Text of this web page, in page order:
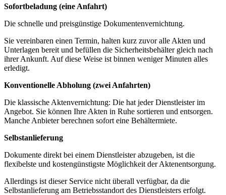
Sofortbeladung (eine Anfahrt)
Die schnelle und preisgünstige Dokumentenvernichtung.
Sie vereinbaren einen Termin, halten kurz zuvor alle Akten und
Unterlagen bereit und befüllen die Sicherheitsbehälter gleich nach
ihrer Ankunft. Auf diese Weise ist binnen weniger Minuten alles
erledigt.
Konventionelle Abholung (zwei Anfahrten)
Die klassische Aktenvernichtung: Die hat jeder Dienstleister im
Angebot. Sie können Ihre Akten in Ruhe sortieren und entsorgen.
Manche Anbieter berechnen sofort eine Behältermiete.
Selbstanlieferung
Dokumente direkt bei einem Dienstleister abzugeben, ist die
flexibelste und kostengünstigste Möglichkeit der Aktenentsorgung.
Allerdings ist dieser Service nicht überall verfügbar, da die
Selbstanlieferung am Betriebsstandort des Dienstleisters erfolgt.